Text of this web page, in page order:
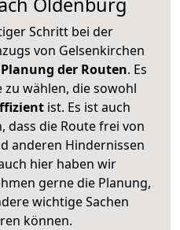
Schritt bei der
von Gelsenkirchen
der Routen. Es
wählen, die sowohl
ist. Es ist auch
dass die Route frei von
anderen Hindernissen
hier haben wir
gerne die Planung,
wichtige Sachen
können.